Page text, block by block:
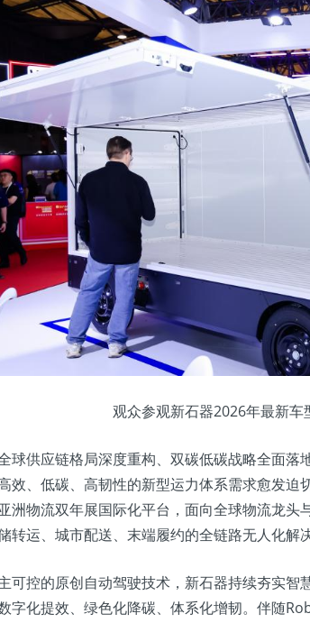
观众参观新石器2026年最新车
球供应链格局深度重构、双碳低碳战略全面落
效、低碳、高韧性的新型运力体系需求愈发迫
洲物流双年展国际化平台，面向全球物流龙头
转运、城市配送、末端履约的全链路无人化解决
可控的原创自动驾驶技术，新石器持续夯实智
字化提效、绿色化降碳、体系化增韧。伴随